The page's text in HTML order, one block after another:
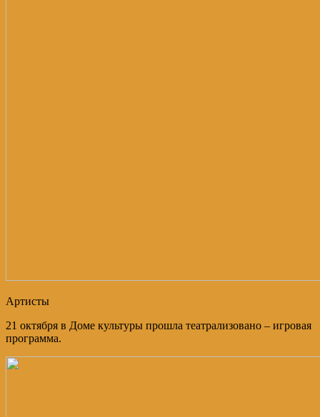
Артисты
21 октября в Доме культуры прошла театрализовано – игровая
программа.